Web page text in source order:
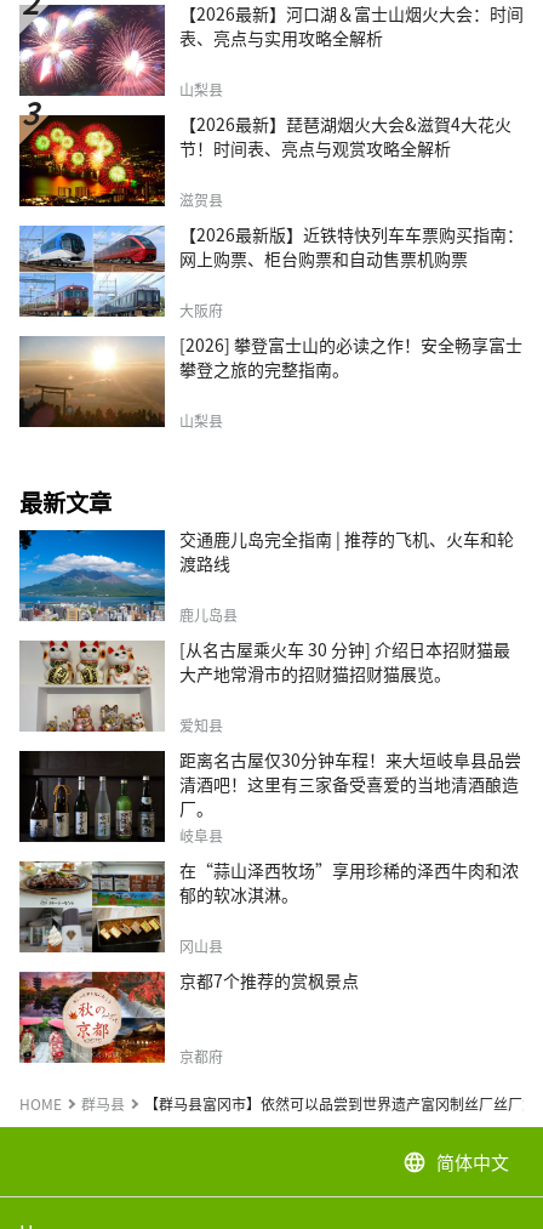
【2026最新】河口湖＆富士山烟火大会：时间
表、亮点与实用攻略全解析
山梨县
【2026最新】琵琶湖烟火大会&滋賀4大花火
节！时间表、亮点与观赏攻略全解析
滋贺县
【2026最新版】近铁特快列车车票购买指南：
网上购票、柜台购票和自动售票机购票
大阪府
[2026] 攀登富士山的必读之作！安全畅享富士
攀登之旅的完整指南。
山梨县
最新文章
交通鹿儿岛完全指南 | 推荐的飞机、火车和轮
渡路线
鹿儿岛县
[从名古屋乘火车 30 分钟] 介绍日本招财猫最
大产地常滑市的招财猫招财猫展览。
爱知县
距离名古屋仅30分钟车程！来大垣岐阜县品尝
清酒吧！这里有三家备受喜爱的当地清酒酿造
厂。
岐阜县
在“蒜山泽西牧场”享用珍稀的泽西牛肉和浓
郁的软冰淇淋。
冈山县
京都7个推荐的赏枫景点
京都府
HOME 群马县 【群马县富冈市】依然可以品尝到世界遗产富冈制丝厂丝厂
language 简体中文